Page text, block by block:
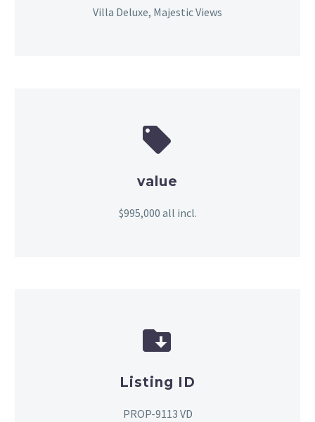
Villa Deluxe, Majestic Views


value
$995,000 all incl.


Listing ID
PROP-9113 VD